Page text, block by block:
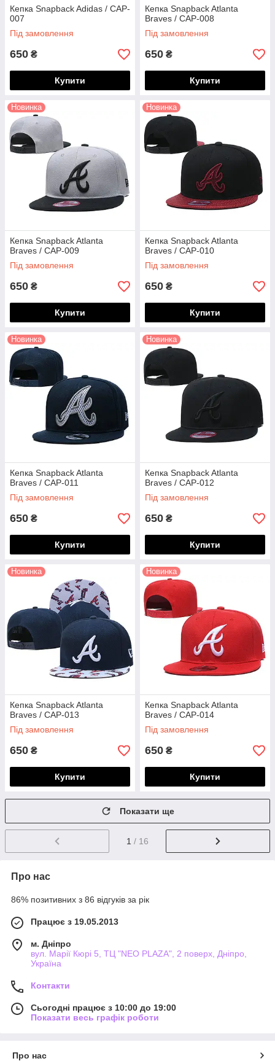
Кепка Snapback Adidas / CAP-
007
Під замовлення
650 ₴
Купити
Кепка Snapback Atlanta
Braves / CAP-008
Під замовлення
650 ₴
Купити
Новинка
Кепка Snapback Atlanta
Braves / CAP-009
Під замовлення
650 ₴
Купити
Новинка
Кепка Snapback Atlanta
Braves / CAP-010
Під замовлення
650 ₴
Купити
Новинка
Кепка Snapback Atlanta
Braves / CAP-011
Під замовлення
650 ₴
Купити
Новинка
Кепка Snapback Atlanta
Braves / CAP-012
Під замовлення
650 ₴
Купити
Новинка
Кепка Snapback Atlanta
Braves / CAP-013
Під замовлення
650 ₴
Купити
Новинка
Кепка Snapback Atlanta
Braves / CAP-014
Під замовлення
650 ₴
Купити
Показати ще
1 / 16
Про нас
86% позитивних з 86 відгуків за рік
Працює з 19.05.2013
м. Дніпро
вул. Марії Кюрі 5, ТЦ "NEO PLAZA", 2 поверх, Дніпро,
Україна
Контакти
Сьогодні працює з 10:00 до 19:00
Показати весь графік роботи
Про нас